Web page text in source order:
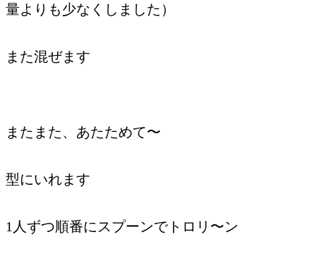
量よりも少なくしました）
また混ぜます
またまた、あたためて〜
型にいれます
1人ずつ順番にスプーンでトロリ〜ン